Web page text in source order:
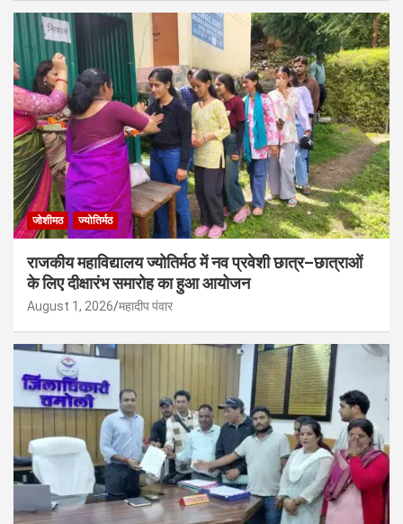
जोशीमठ ज्योतिर्मठ
राजकीय महाविद्यालय ज्योतिर्मठ में नव प्रवेशी छात्र–छात्राओं
के लिए दीक्षारंभ समारोह का हुआ आयोजन
August 1, 2026 महादीप पंवार